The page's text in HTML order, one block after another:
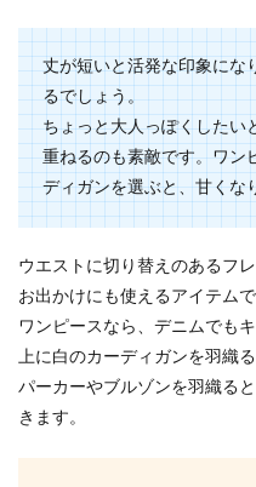
丈が短いと活発な印象にな
るでしょう。
ちょっと大人っぽくしたい
重ねるのも素敵です。ワン
ディガンを選ぶと、甘くな
ウエストに切り替えのあるフ
お出かけにも使えるアイテム
ワンピースなら、デニムでも
上に白のカーディガンを羽織
パーカーやブルゾンを羽織る
きます。